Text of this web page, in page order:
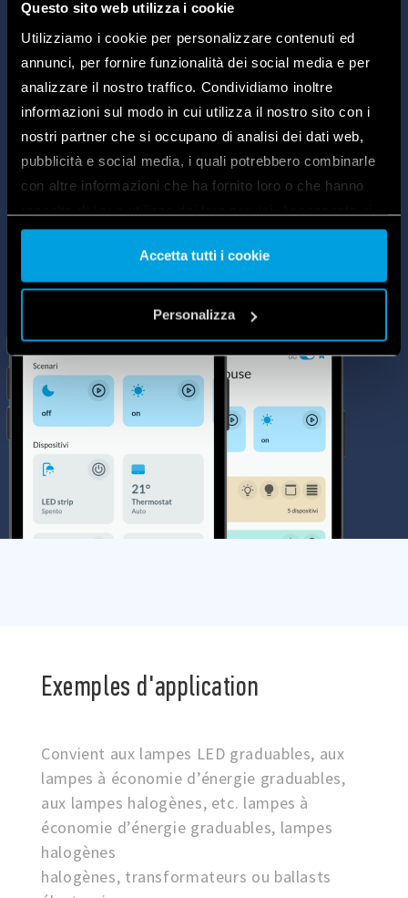
Questo sito web utilizza i cookie
Utilizziamo i cookie per personalizzare contenuti ed
annunci, per fornire funzionalità dei social media e per
analizzare il nostro traffico. Condividiamo inoltre
informazioni sul modo in cui utilizza il nostro sito con i
nostri partner che si occupano di analisi dei dati web,
pubblicità e social media, i quali potrebbero combinarle
con altre informazioni che ha fornito loro o che hanno
nostri cookie se continua ad utilizzare il nostro sito web.
Vai alla Cookie Policy completa
Accetta tutti i cookie
Personalizza
Finder installés dans la maison. Utilisez-la
pour créer l’éclairage idéal pour votre
maison, pour programmer votre
thermostat, pour gérer de manière simple
et rapide vos prises ou volets roulants. »
Exemples d'application
Convient aux lampes LED graduables, aux
lampes à économie d’énergie graduables,
aux lampes halogènes, etc. lampes à
économie d’énergie graduables, lampes
halogènes
halogènes, transformateurs ou ballasts